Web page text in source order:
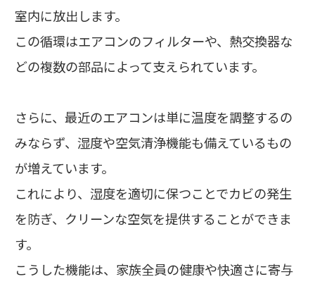
室内に放出します。
この循環はエアコンのフィルターや、熱交換器な
どの複数の部品によって支えられています。
さらに、最近のエアコンは単に温度を調整するの
みならず、湿度や空気清浄機能も備えているもの
が増えています。
これにより、湿度を適切に保つことでカビの発生
を防ぎ、クリーンな空気を提供することができま
す。
こうした機能は、家族全員の健康や快適さに寄与